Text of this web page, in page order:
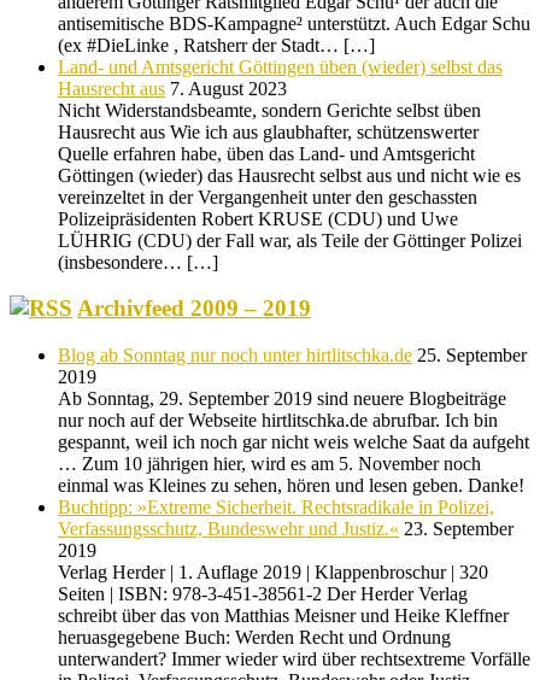
antisemitische BDS-Kampagne² unterstützt. Auch Edgar Schu
(ex #DieLinke , Ratsherr der Stadt… […]
Land- und Amtsgericht Göttingen üben (wieder) selbst das
Hausrecht aus 7. August 2023
Nicht Widerstandsbeamte, sondern Gerichte selbst üben
Hausrecht aus Wie ich aus glaubhafter, schützenswerter
Quelle erfahren habe, üben das Land- und Amtsgericht
Göttingen (wieder) das Hausrecht selbst aus und nicht wie es
vereinzeltet in der Vergangenheit unter den geschassten
Polizeipräsidenten Robert KRUSE (CDU) und Uwe
LÜHRIG (CDU) der Fall war, als Teile der Göttinger Polizei
(insbesondere… […]
Archivfeed 2009 – 2019
Blog ab Sonntag nur noch unter hirtlitschka.de 25. September
2019
Ab Sonntag, 29. September 2019 sind neuere Blogbeiträge
nur noch auf der Webseite hirtlitschka.de abrufbar. Ich bin
gespannt, weil ich noch gar nicht weis welche Saat da aufgeht
… Zum 10 jährigen hier, wird es am 5. November noch
einmal was Kleines zu sehen, hören und lesen geben. Danke!
Buchtipp: »Extreme Sicherheit. Rechtsradikale in Polizei,
Verfassungsschutz, Bundeswehr und Justiz.« 23. September
2019
Verlag Herder | 1. Auflage 2019 | Klappenbroschur | 320
Seiten | ISBN: 978-3-451-38561-2 Der Herder Verlag
schreibt über das von Matthias Meisner und Heike Kleffner
heruasgegebene Buch: Werden Recht und Ordnung
unterwandert? Immer wieder wird über rechtsextreme Vorfälle